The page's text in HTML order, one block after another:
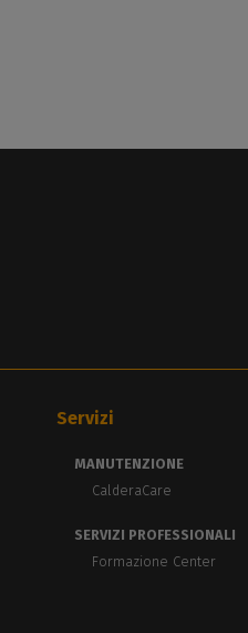
Servizi
MANUTENZIONE
CalderaCare
SERVIZI PROFESSIONALI
Formazione Center